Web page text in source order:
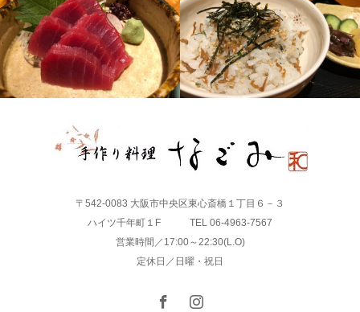
〒542-0083 大阪市中央区東心斎橋１丁目６－３
ハイツ千年町１F TEL 06-4963-7567
営業時間／17:00～22:30(L.O)
定休日／日曜・祝日